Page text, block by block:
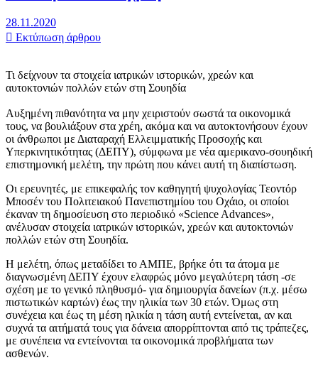
28.11.2020
Εκτύπωση άρθρου
Τι δείχνουν τα στοιχεία ιατρικών ιστορικών, χρεών και
αυτοκτονιών πολλών ετών στη Σουηδία
Αυξημένη πιθανότητα να μην χειριστούν σωστά τα οικονομικά
τους, να βουλιάξουν στα χρέη, ακόμα και να αυτοκτονήσουν έχουν
οι άνθρωποι με Διαταραχή Ελλειμματικής Προσοχής και
Υπερκινητικότητας (ΔΕΠΥ), σύμφωνα με νέα αμερικανο-σουηδική
επιστημονική μελέτη, την πρώτη που κάνει αυτή τη διαπίστωση.
Οι ερευνητές, με επικεφαλής τον καθηγητή ψυχολογίας Τεοντόρ
Μποσέν του Πολιτειακού Πανεπιστημίου του Οχάιο, οι οποίοι
έκαναν τη δημοσίευση στο περιοδικό «Science Advances»,
ανέλυσαν στοιχεία ιατρικών ιστορικών, χρεών και αυτοκτονιών
πολλών ετών στη Σουηδία.
Η μελέτη, όπως μεταδίδει το ΑΜΠΕ, βρήκε ότι τα άτομα με
διαγνωσμένη ΔΕΠΥ έχουν ελαφρώς μόνο μεγαλύτερη τάση -σε
σχέση με το γενικό πληθυσμό- για δημιουργία δανείων (π.χ. μέσω
πιστωτικών καρτών) έως την ηλικία των 30 ετών. Όμως στη
συνέχεια και έως τη μέση ηλικία η τάση αυτή εντείνεται, αν και
συχνά τα αιτήματά τους για δάνεια απορρίπτονται από τις τράπεζες,
με συνέπεια να εντείνονται τα οικονομικά προβλήματα των
ασθενών.